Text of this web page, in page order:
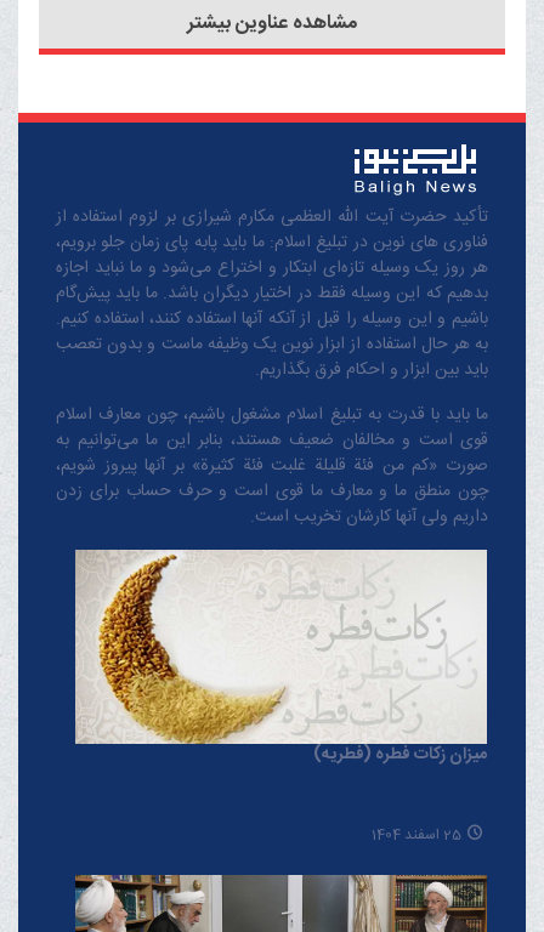
مضامین دعای کمیل تدبرمشاهده عناوین بیشتر
تأکید حضرت آیت الله العظمی مکارم شیرازی بر لزوم استفاده از
فناوری های نوین در تبلیغ اسلام: ما باید پابه پای زمان جلو برویم،
هر روز یک وسیله تازه‌ای ابتکار و اختراع می‌شود و ما نباید اجازه
بدهیم که این وسیله فقط در اختیار دیگران باشد. ما باید پیش‌گام
باشیم و این وسیله را قبل از آنکه آنها استفاده کنند، استفاده کنیم.
به هر حال استفاده از ابزار نوین یک وظیفه ماست و بدون تعصب
باید بین ابزار و احکام فرق بگذاریم.
ما باید با قدرت به تبلیغ اسلام مشغول باشیم، چون معارف اسلام
قوی است و مخالفان ضعیف هستند، بنابر این ما می‌توانیم به
صورت «کم من فئة قلیلة غلبت فئة کثیرة» بر آنها پیروز شویم،
چون منطق‌ ما و معارف ‌ما قوی است و حرف حساب برای زدن
داریم ولی آنها کارشان تخریب است.
میزان زکات فطره (فطریه)
25 اسفند 1404